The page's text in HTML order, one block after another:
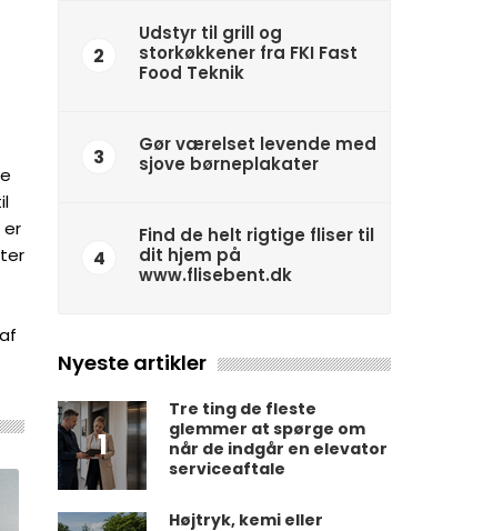
2
Udstyr til grill og
storkøkkener fra FKI Fast
Food Teknik
3
Gør værelset levende med
sjove børneplakater
4
Find de helt rigtige fliser til
dit hjem på
www.flisebent.dk
Nyeste artikler
1
Tre ting de fleste
glemmer at spørge om
når de indgår en elevator
serviceaftale
Højtryk, kemi eller